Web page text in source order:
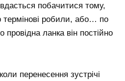
побачитися тому,
термінові робили, або… по
ланка він постійно
перенесення зустрічі